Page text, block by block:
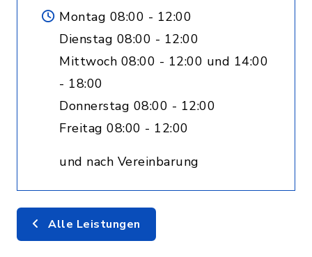
Montag 08:00 - 12:00
Dienstag 08:00 - 12:00
Mittwoch 08:00 - 12:00 und 14:00
- 18:00
Donnerstag 08:00 - 12:00
Freitag 08:00 - 12:00
und nach Vereinbarung
Alle Leistungen